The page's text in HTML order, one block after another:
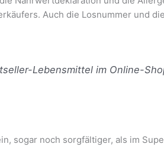
Auch die Losnummer und
Lebensmittel im Online-
sogar noch sorgfältiger, als im